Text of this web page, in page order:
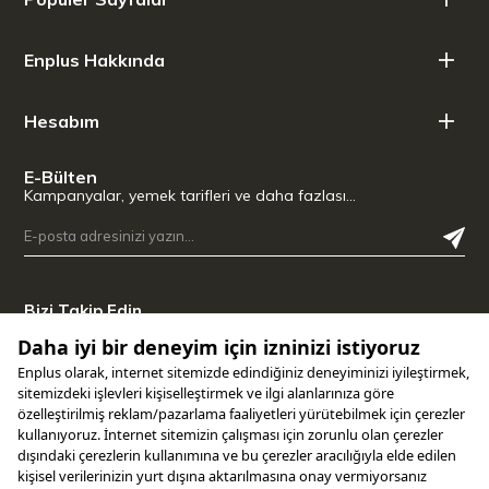
Enplus Hakkında
Hesabım
E-Bülten
Kampanyalar, yemek tarifleri ve daha fazlası…
Bizi Takip Edin
Uygulamamızı İndirin